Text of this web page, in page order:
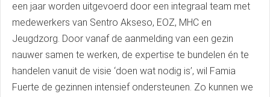
een jaar worden uitgevoerd door een integraal team met
medewerkers van Sentro Akseso, EOZ, MHC en
Jeugdzorg. Door vanaf de aanmelding van een gezin
nauwer samen te werken, de expertise te bundelen én te
handelen vanuit de visie ‘doen wat nodig is’, wil Famia
Fuerte de gezinnen intensief ondersteunen. Zo kunnen we